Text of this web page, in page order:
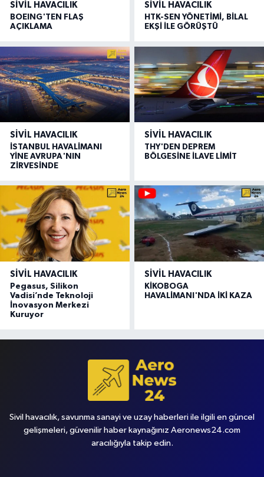
SIVIL HAVACILIK
BOEING'TEN FLAŞ
AÇIKLAMA
SIVIL HAVACILIK
HTK-SEN YÖNETİMİ, BİLAL
EKŞİ İLE GÖRÜŞTÜ
SIVIL HAVACILIK
İSTANBUL HAVALİMANI
YİNE AVRUPA'NIN
ZİRVESİNDE
SIVIL HAVACILIK
THY'DEN DEPREM
BÖLGESİNE İLAVE LİMİT
SIVIL HAVACILIK
Pegasus, Silikon
Vadisi’nde Teknoloji
İnovasyon Merkezi
Kuruyor
SIVIL HAVACILIK
KİKOBOGA
HAVALİMANI'NDA İKİ KAZA
Sivil havacılık, savunma sanayi ve uzay haberleri ile ilgili en güncel
gelişmeleri, güvenilir haber kaynağınız Aeronews24.com
aracılığıyla takip edin.